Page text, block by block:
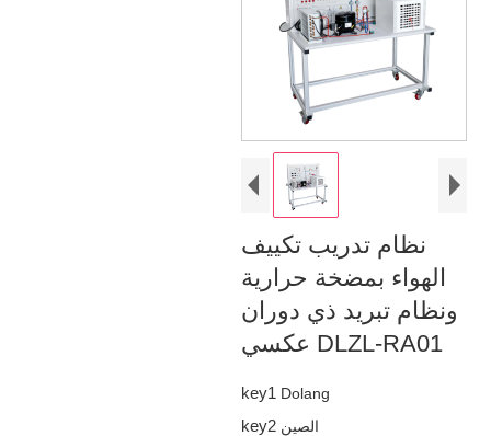
نظام تدريب تكييف
الهواء بمضخة حرارية
ونظام تبريد ذي دوران
عكسي DLZL-RA01
key1 Dolang
key2 الصين